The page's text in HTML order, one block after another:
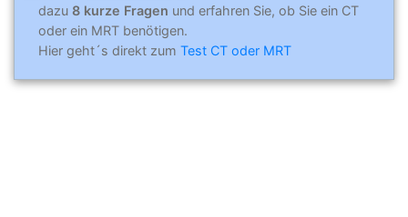
dazu 8 kurze Fragen und erfahren Sie, ob Sie ein CT
oder ein MRT benötigen.
Hier geht´s direkt zum Test CT oder MRT